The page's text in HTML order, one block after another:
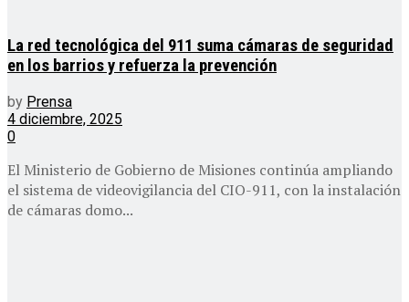
La red tecnológica del 911 suma cámaras de seguridad
en los barrios y refuerza la prevención
by Prensa
4 diciembre, 2025
0
El Ministerio de Gobierno de Misiones continúa ampliando
el sistema de videovigilancia del CIO-911, con la instalación
de cámaras domo...